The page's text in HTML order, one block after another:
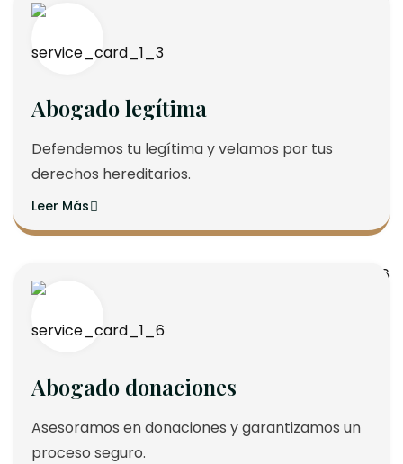
Abogado legítima
Defendemos tu legítima y velamos por tus
derechos hereditarios.
Leer Más
Abogado donaciones
Asesoramos en donaciones y garantizamos un
proceso seguro.